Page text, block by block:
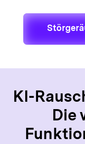
KI-
Die